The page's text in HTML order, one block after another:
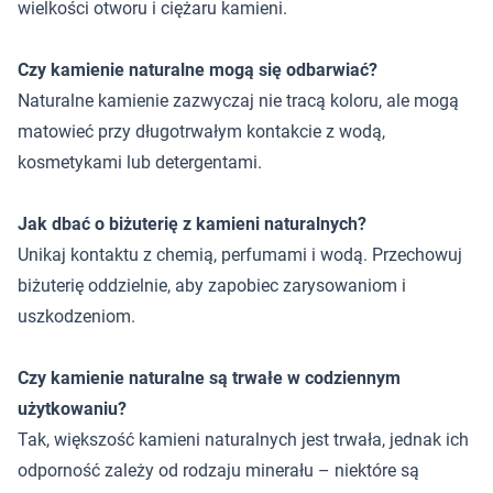
wielkości otworu i ciężaru kamieni.
Czy kamienie naturalne mogą się odbarwiać?
Naturalne kamienie zazwyczaj nie tracą koloru, ale mogą
matowieć przy długotrwałym kontakcie z wodą,
kosmetykami lub detergentami.
Jak dbać o biżuterię z kamieni naturalnych?
Unikaj kontaktu z chemią, perfumami i wodą. Przechowuj
biżuterię oddzielnie, aby zapobiec zarysowaniom i
uszkodzeniom.
Czy kamienie naturalne są trwałe w codziennym
użytkowaniu?
Tak, większość kamieni naturalnych jest trwała, jednak ich
odporność zależy od rodzaju minerału – niektóre są